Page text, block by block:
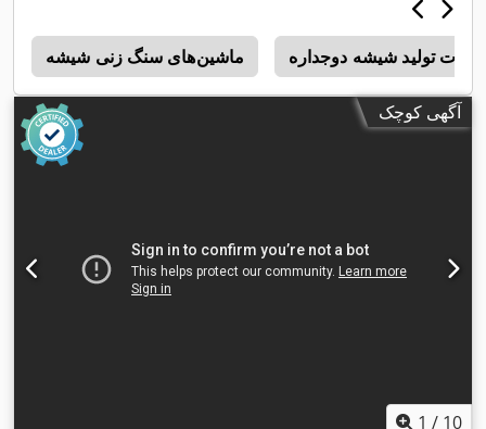
ماشین‌های سنگ زنی شیشه تولید شیشه دوجداره
آگهی کوچک
1 / 10